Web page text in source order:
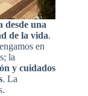
desde una
de la vida.
en
la
y cuidados
. La